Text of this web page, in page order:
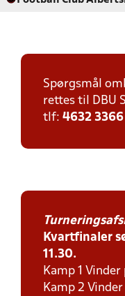
Spørgsmål
rettes til DBU
tlf: 4632 3366
Kvartfinaler
11.30.
Kamp 1
Kamp 2